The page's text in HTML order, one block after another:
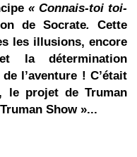
« Connais-toi toi-
de Socrate. Cette
les illusions, encore
la détermination
l’aventure ! C’était
le projet de Truman
Show »...